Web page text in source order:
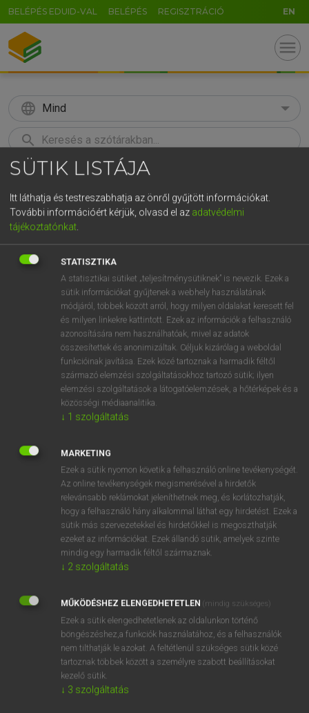
BELÉPÉS EDUID-VAL BELÉPÉS REGISZTRÁCIÓ EN
menu
language Mind
search
KERESÉS
Európai uniós terminológiai szótár
VAN ELŐFIZETÉSED?
Van előfizetésem a teljes szócikk megtekintéséhez.
BELÉPÉS
NINCS ELŐFIZETÉSED?
Nincs regisztrációm és előfizetésem. A szótár 2 órás,
díjmentes próbaverziójának elindításához regisztrálok és
belépek.
REGISZTRÁCIÓ
EURÓPAI UNIÓS TERMINOLÓGIAI SZÓTÁR
Kapcsolódó anyagok
szakképzetlen alkalmazott
SÜTIK LISTÁJA
Itt láthatja és testreszabhatja az önről gyűjtött információkat.
További információért kérjük, olvasd el az adatvédelmi
tájékoztatónkat.
STATISZTIKA
A statisztikai sütiket „teljesítménysütiknek” is nevezik. Ezek a
sütik információkat gyűjtenek a webhely használatának
módjáról, többek között arról, hogy milyen oldalakat keresett fel
és milyen linkekre kattintott. Ezek az információk a felhasználó
azonosítására nem használhatóak, mivel az adatok
összesítettek és anonimizáltak. Céljuk kizárólag a weboldal
funkcióinak javítása. Ezek közé tartoznak a harmadik féltől
származó elemzési szolgáltatásokhoz tartozó sütik; ilyen
elemzési szolgáltatások a látogatóelemzések, a hőtérképek és a
közösségi médiaanalitika.
↓ 1 szolgáltatás
MARKETING
Ezek a sütik nyomon követik a felhasználó online tevékenységét.
Az online tevékenységek megismerésével a hirdetők
relevánsabb reklámokat jeleníthetnek meg, és korlátozhatják,
hogy a felhasználó hány alkalommal láthat egy hirdetést. Ezek a
sütik más szervezetekkel és hirdetőkkel is megoszthatják
ezeket az információkat. Ezek állandó sütik, amelyek szinte
mindig egy harmadik féltől származnak.
↓ 2 szolgáltatás
MŰKÖDÉSHEZ ELENGEDHETETLEN (mindig szükséges)
Ezek a sütik elengedhetetlenek az oldalunkon történő
böngészéshez,a funkciók használatához, és a felhasználók
nem tilthatják le azokat. A feltétlenül szükséges sütik közé
tartoznak többek között a személyre szabott beállításokat
kezelő sütik.
↓ 3 szolgáltatás
GR
t z u i o p
g h j k l é á ű Ω
n m , . AltGr